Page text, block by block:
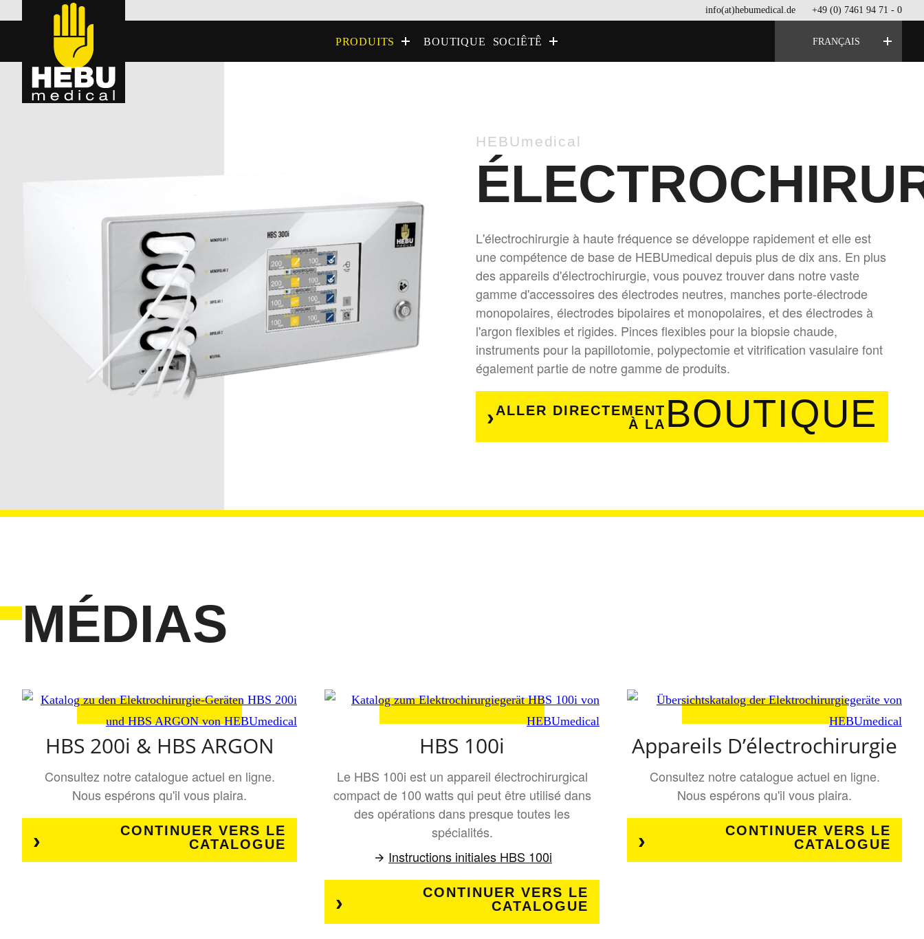
info(at)hebumedical.de +49 (0) 7461 94 71 - 0
PRODUITS BOUTIQUE SOCIÊTÊ FRANÇAIS
HEBUmedical
L'électrochirurgie à haute fréquence se développe rapidement et elle est
une compétence de base de HEBUmedical depuis plus de dix ans. En plus
des appareils d'électrochirurgie, vous pouvez trouver dans notre vaste
gamme d'accessoires des électrodes neutres, manches porte-électrode
monopolaires, électrodes bipolaires et monopolaires, et des électrodes à
l'argon flexibles et rigides. Pinces flexibles pour la biopsie chaude,
instruments pour la papillotomie, polypectomie et vitrification vasulaire font
également partie de notre gamme de produits.
ALLER DIRECTEMENT
À LA BOUTIQUE
MÉDIAS
HBS 200i & HBS ARGON
Consultez notre catalogue actuel en ligne.
Nous espérons qu'il vous plaira.
CONTINUER VERS LE
CATALOGUE
HBS 100i
Le HBS 100i est un appareil électrochirurgical
compact de 100 watts qui peut être utilisé dans
des opérations dans presque toutes les
spécialités.
Instructions initiales HBS 100i
CONTINUER VERS LE
CATALOGUE
Appareils D’électrochirurgie
Consultez notre catalogue actuel en ligne.
Nous espérons qu'il vous plaira.
CONTINUER VERS LE
CATALOGUE